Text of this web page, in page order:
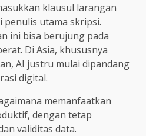
klausul larangan
penulis utama skripsi.
ini bisa berujung pada
Di Asia, khususnya
AI justru mulai dipandang
digital.
memanfaatkan
dengan tetap
validitas data.